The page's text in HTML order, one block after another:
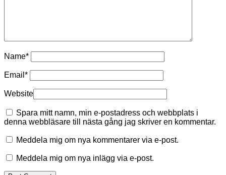
Name*
Email *
Website
Spara mitt namn, min e-postadress och webbplats i
denna webbläsare till nästa gång jag skriver en kommentar.
Meddela mig om nya kommentarer via e-post.
Meddela mig om nya inlägg via e-post.